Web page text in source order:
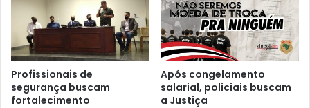
Profissionais de
segurança buscam
fortalecimento
Após congelamento
salarial, policiais buscam
a Justiça